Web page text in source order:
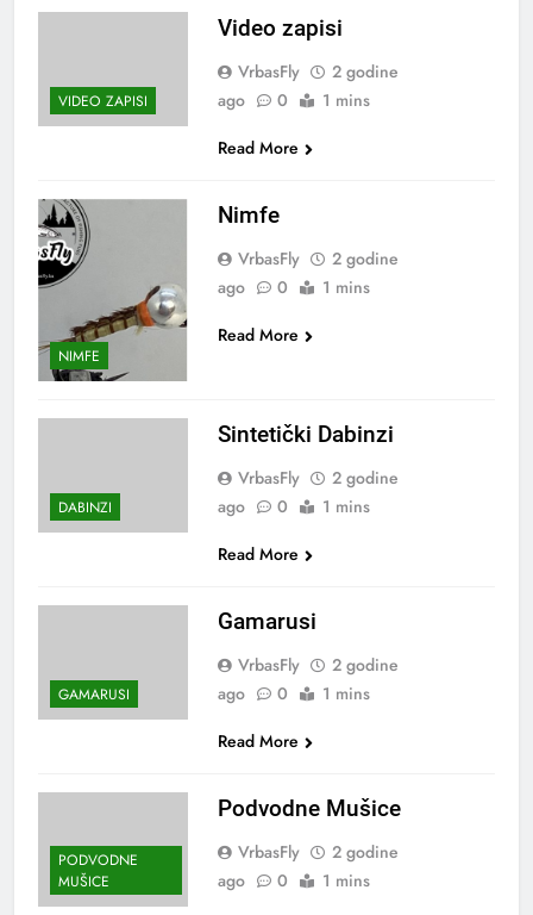
VIDEO ZAPISI
Video zapisi
VrbasFly
2 godine
ago
0
1 mins
Read More
NIMFE
Nimfe
VrbasFly
2 godine
ago
0
1 mins
Read More
DABINZI
Sintetički Dabinzi
VrbasFly
2 godine
ago
0
1 mins
Read More
GAMARUSI
Gamarusi
VrbasFly
2 godine
ago
0
1 mins
Read More
PODVODNE
MUŠICE
Podvodne Mušice
VrbasFly
2 godine
ago
0
1 mins